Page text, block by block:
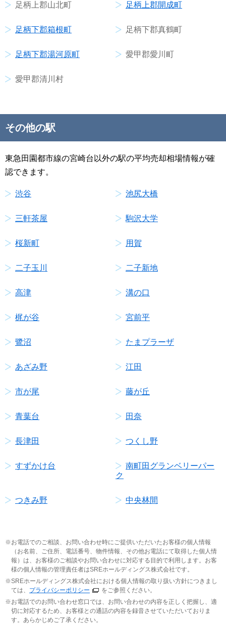
足柄上郡山北町 足柄上郡開成町
足柄下郡箱根町 足柄下郡真鶴町
足柄下郡湯河原町 愛甲郡愛川町
愛甲郡清川村
その他の駅
東急田園都市線の宮崎台以外の駅の平均売却相場情報が確
認できます。
渋谷 池尻大橋
三軒茶屋 駒沢大学
桜新町 用賀
二子玉川 二子新地
高津 溝の口
梶が谷 宮前平
鷺沼 たまプラーザ
あざみ野 江田
市が尾 藤が丘
青葉台 田奈
長津田 つくし野
すずかけ台
南町田グランベリーパー
ク
つきみ野 中央林間
お電話でのご相談、お問い合わせ時にご提供いただいたお客様の個人情報
（お名前、ご住所、電話番号、物件情報、その他お電話にて取得した個人情
報）は、お客様のご相談やお問い合わせに対応する目的で利用します。お客
様の個人情報の管理責任者はSREホールディングス株式会社です。
SREホールディングス株式会社における個人情報の取り扱い方針につきまし
ては、 プライバシーポリシー
をご参照ください。
お電話でのお問い合わせ窓口では、お問い合わせの内容を正しく把握し、適
切に対応するため、お客様との通話の内容を録音させていただいておりま
す。あらかじめご了承ください。